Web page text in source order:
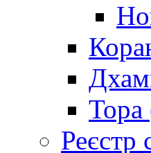
Реєстр